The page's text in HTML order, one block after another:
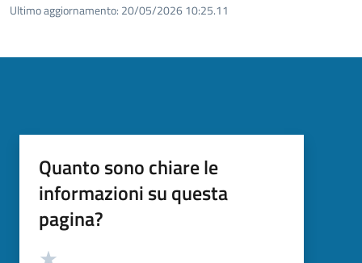
Ultimo aggiornamento: 20/05/2026 10:25.11
Quanto sono chiare le
informazioni su questa
pagina?
Valutazione